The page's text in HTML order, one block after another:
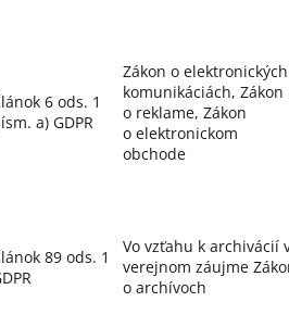
6 ods. 1
a) GDPR
Zákon o elektronických
komunikáciách, Zákon
o reklame, Zákon
o elektronickom
obchode
89 ods. 1
Vo vzťahu k archivácií
verejnom záujme
o archívoch